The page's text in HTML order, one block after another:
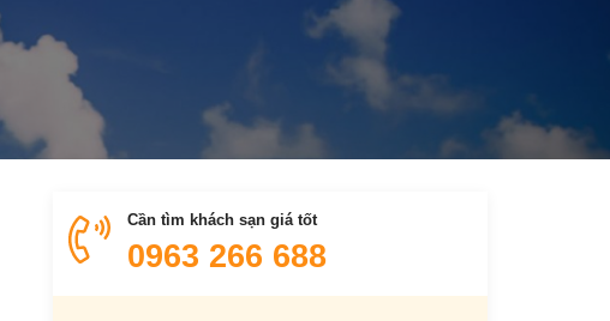
Cần tìm khách sạn giá tốt
0963 266 688